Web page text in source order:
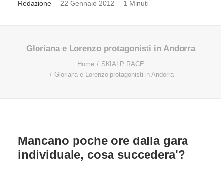
Redazione 22 Gennaio 2012 1 Minuti
Gloriana e Lorenzo protagonisti in Andorra
Home
SKIALP RACE
Gloriana e Lorenzo protagonisti in Andorra
Mancano poche ore dalla gara
individuale, cosa succedera'?